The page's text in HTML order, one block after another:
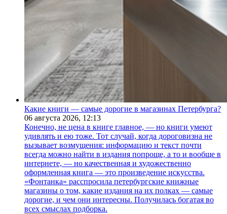
Какие книги — самые дорогие в магазинах Петербурга?
06 августа 2026, 12:13
Конечно, не цена в книге главное, — но книги умеют
удивлять и ею тоже. Тот случай, когда дороговизна не
вызывает возмущения: информацию и текст почти
всегда можно найти в издания попроще, а то и вообще в
интернете, — но качественная и художественно
оформленная книга — это произведение искусства.
«Фонтанка» расспросила петербургские книжные
магазины о том, какие издания на их полках — самые
дорогие, и чем они интересны. Получилась богатая во
всех смыслах подборка.